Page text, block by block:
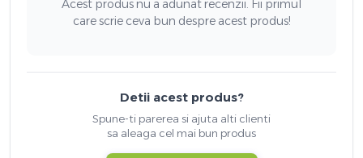
Acest produs nu a adunat recenzii. Fii primul
care scrie ceva bun despre acest produs!
Detii acest produs?
Spune-ti parerea si ajuta alti clienti
sa aleaga cel mai bun produs